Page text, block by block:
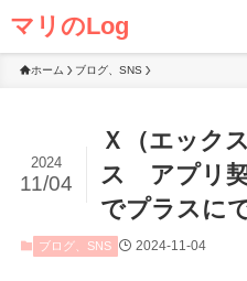
マリのLog
ホーム ブログ、SNS
Ｘ（エック
ス アプリ
でプラスに
2024
11/04
ブログ、SNS 2024-11-04